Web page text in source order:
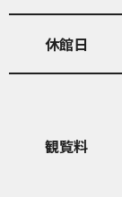
休館日
観覧料